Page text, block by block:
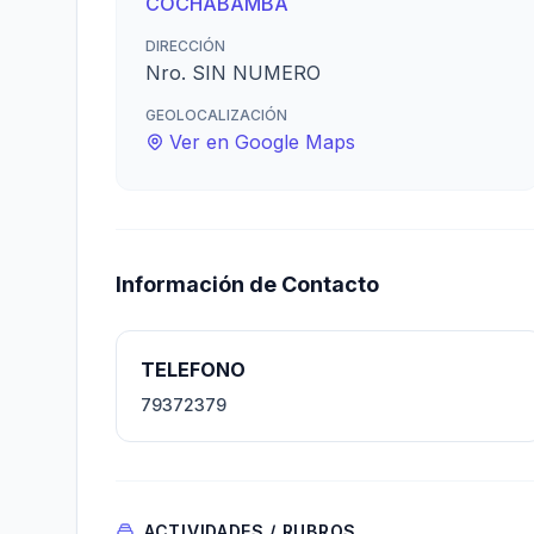
DIRECCIÓN
Nro. SIN NUMERO
GEOLOCALIZACIÓN
Ver en Google Maps
Información de Contacto
TELEFONO
79372379